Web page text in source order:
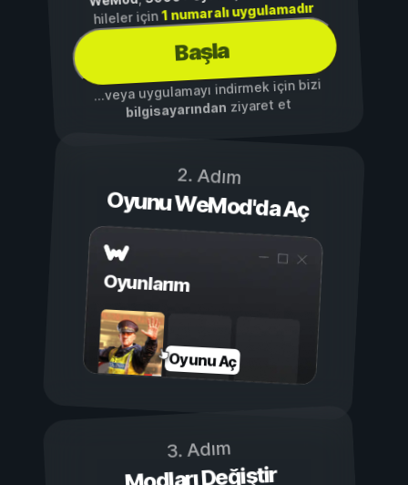
hileler için1 numaralı uygulamadır
Başla
...veya uygulamayı indirmek için bizi
bilgisayarından ziyaret et
2. Adım
Oyunu WeMod'da Aç
Oyunlarım
Oyunu Aç
3. Adım
Modları Değiştir